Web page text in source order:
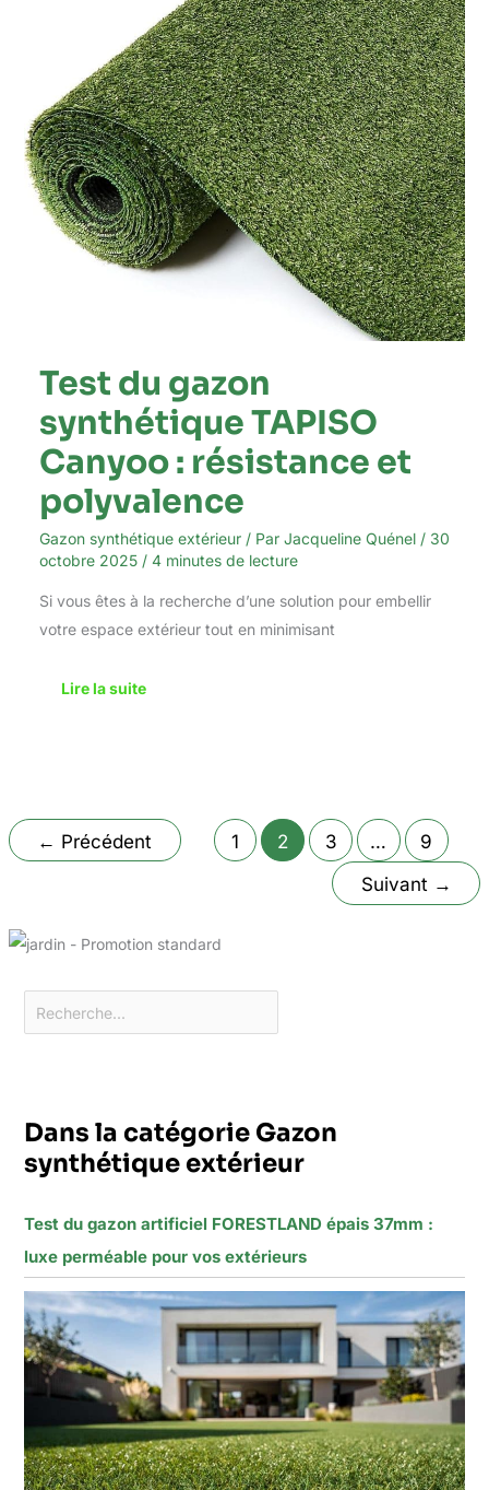
Test du gazon
synthétique TAPISO
Canyoo : résistance et
polyvalence
Gazon synthétique extérieur/ Par Jacqueline Quénel / 30
octobre 2025 / 4 minutes de lecture
Si vous êtes à la recherche d’une solution pour embellir
votre espace extérieur tout en minimisant
polyvalence
Lire la suite
← Précédent 1 2 3 …
9
Suivant →
Dans la catégorie Gazon
synthétique extérieur
Test du gazon artificiel FORESTLAND épais 37mm :
luxe perméable pour vos extérieurs